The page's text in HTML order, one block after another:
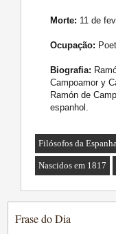
Morte: 11 de
Ocupação:
Biografia:
Campoamor y
Ramón de
espanhol.
Filósofos da
Nascidos em 1817
Frase do Dia